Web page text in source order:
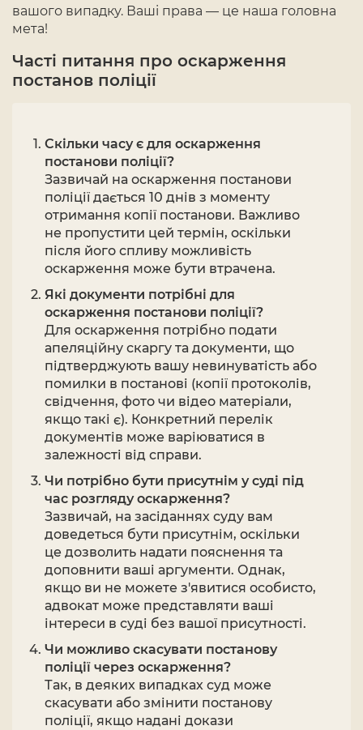
вашого випадку. Ваші права — це наша головна
мета!
Часті питання про оскарження
постанов поліції
Скільки часу є для оскарження
постанови поліції?
Зазвичай на оскарження постанови
поліції дається 10 днів з моменту
отримання копії постанови. Важливо
не пропустити цей термін, оскільки
після його спливу можливість
оскарження може бути втрачена.
Які документи потрібні для
оскарження постанови поліції?
Для оскарження потрібно подати
апеляційну скаргу та документи, що
підтверджують вашу невинуватість або
помилки в постанові (копії протоколів,
свідчення, фото чи відео матеріали,
якщо такі є). Конкретний перелік
документів може варіюватися в
залежності від справи.
Чи потрібно бути присутнім у суді під
час розгляду оскарження?
Зазвичай, на засіданнях суду вам
доведеться бути присутнім, оскільки
це дозволить надати пояснення та
доповнити ваші аргументи. Однак,
якщо ви не можете з'явитися особисто,
адвокат може представляти ваші
інтереси в суді без вашої присутності.
Чи можливо скасувати постанову
поліції через оскарження?
Так, в деяких випадках суд може
скасувати або змінити постанову
поліції, якщо надані докази